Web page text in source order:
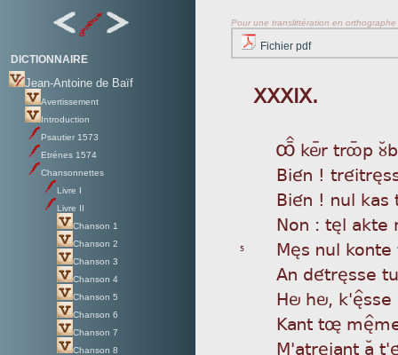
DICTIONNAIRE
Jean-Antoine de Baïf
Avertissement
Introduction
Psautier 1573
Etrénes 1574
Chansonnettes
Livre I
Livre II
Chanson 1
Chanson 2
Chanson 3
Chanson 4
Chanson 5
Chanson 6
Chanson 7
Chanson 8
Pour une translittération en
Fichier pdf
XXXIX.
Ô Ï köÿr trôýp
Bién !
Bién ! nul kas
Non : tèl akte
5 Mès nul konte
An détrèsse
Hö hö,
Kant tø
M'atrèiant aÂ